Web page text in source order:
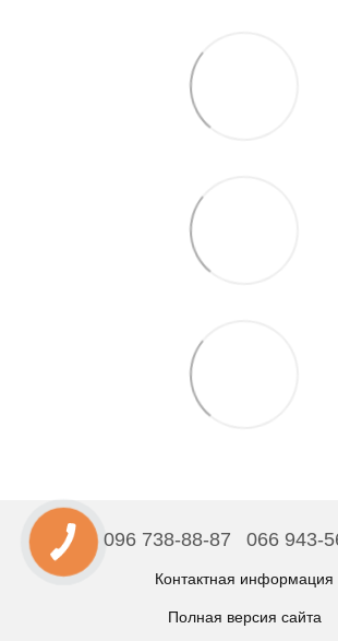
096 738-88-87 066 943-
Контактная информация
Полная версия сайта